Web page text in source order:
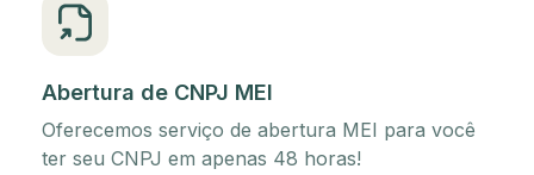
Abertura de CNPJ MEI
Oferecemos serviço de abertura MEI para você
ter seu CNPJ em apenas 48 horas!